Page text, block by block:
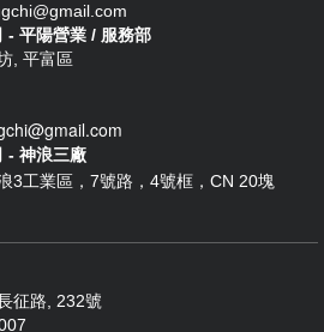
- 平陽營業 / 服務部
, 平富區
- 神浪三廠
3工業區，7號路，4號框，CN 20塊
征路, 232號